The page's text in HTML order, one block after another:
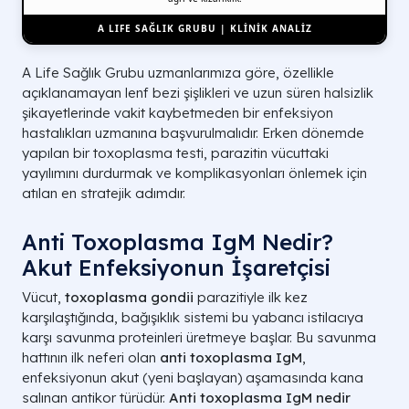
A LIFE SAĞLIK GRUBU | KLİNİK ANALİZ
A Life Sağlık Grubu uzmanlarımıza göre, özellikle
açıklanamayan lenf bezi şişlikleri ve uzun süren halsizlik
şikayetlerinde vakit kaybetmeden bir enfeksiyon
hastalıkları uzmanına başvurulmalıdır. Erken dönemde
yapılan bir toxoplasma testi, parazitin vücuttaki
yayılımını durdurmak ve komplikasyonları önlemek için
atılan en stratejik adımdır.
Anti Toxoplasma IgM Nedir?
Akut Enfeksiyonun İşaretçisi
Vücut, toxoplasma gondii parazitiyle ilk kez
karşılaştığında, bağışıklık sistemi bu yabancı istilacıya
karşı savunma proteinleri üretmeye başlar. Bu savunma
hattının ilk neferi olan anti toxoplasma IgM
enfeksiyonun akut (yeni başlayan) aşamasında kana
salınan antikor türüdür. Anti toxoplasma IgM nedir